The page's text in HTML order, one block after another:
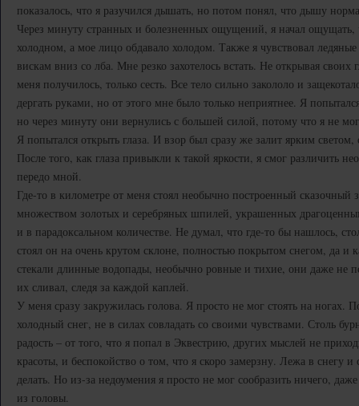
показалось, что я разучился дышать, но потом понял, что дышу
Через минуту странных и болезненных ощущений, я начал
холодном, а мое лицо обдавало холодом. Также я чувствовал
вискам вниз со лба. Мне резко захотелось встать. Не открывая своих
меня получилось, только сесть. Все тело сильно закололо и
дергать руками, но от этого мне было только неприятнее. Я
но через минуту они вернулись с большей силой, потому что я не
Я попытался открыть глаза. И взор был сразу же залит ярким
После того, как глаза привыкли к такой яркости, я смог различить
передо мной.
Где-то в километре от меня стоял необычно построенный сказочный
множеством золотых и серебряных шпилей, украшенных
и в парадоксальном количестве. Не думал, что где-то бы нашлось,
стоял он на очень крутом склоне, полностью покрытом снегом, да и
стекали длинные водопады, необычно ровные и тихие, они даже не
их сливал, следя за каждой каплей.
У меня сразу закружилась голова. Я просто не мог стоять на ногах.
холодный снег, не в силах совладать со своими чувствами. Столь
радость – от того, что я попал в Эквестрию, других мыслей не
красоты, и беспокойство о том, что я скоро замерзну. Лежа в снегу
делать. Но из-за недоумения я просто не мог сообразить ничего,
из головы.